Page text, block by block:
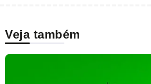
Veja também